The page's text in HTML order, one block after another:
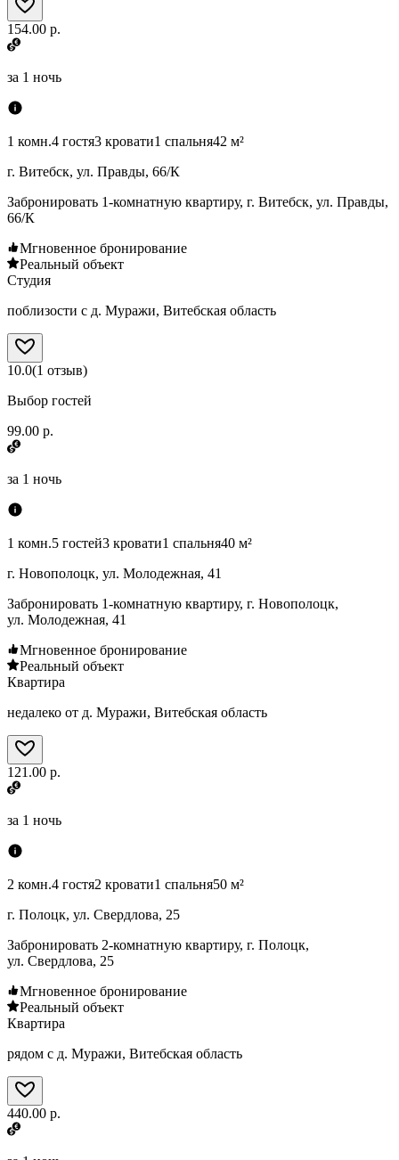
154.00 р.
за 1 ночь
1 комн.4 гостя3 кровати1 спальня42 м²
г. Витебск, ул. Правды, 66/К
Забронировать 1-комнатную квартиру, г. Витебск, ул. Правды,
66/К
Мгновенное бронирование
Реальный объект
Студия
поблизости с д. Муражи, Витебская область
10.0(1 отзыв)
Выбор гостей
99.00 р.
за 1 ночь
1 комн.5 гостей3 кровати1 спальня40 м²
г. Новополоцк, ул. Молодежная, 41
Забронировать 1-комнатную квартиру, г. Новополоцк,
ул. Молодежная, 41
Мгновенное бронирование
Реальный объект
Квартира
недалеко от д. Муражи, Витебская область
121.00 р.
за 1 ночь
2 комн.4 гостя2 кровати1 спальня50 м²
г. Полоцк, ул. Свердлова, 25
Забронировать 2-комнатную квартиру, г. Полоцк,
ул. Свердлова, 25
Мгновенное бронирование
Реальный объект
Квартира
рядом с д. Муражи, Витебская область
440.00 р.